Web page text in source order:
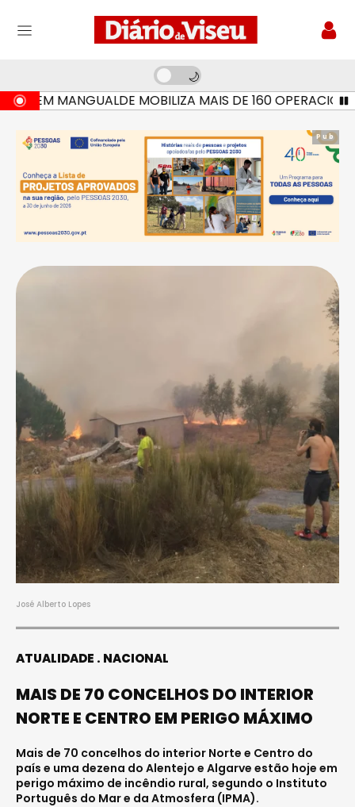
MANGUALDE MOBILIZA MAIS DE 160 OPERACIONAIS E
Pub
José Alberto Lopes
ATUALIDADE NACIONAL
MAIS DE 70 CONCELHOS DO INTERIOR
NORTE E CENTRO EM PERIGO MÁXIMO
Mais de 70 concelhos do interior Norte e Centro do
país e uma dezena do Alentejo e Algarve estão hoje em
perigo máximo de incêndio rural, segundo o Instituto
Português do Mar e da Atmosfera (IPMA).